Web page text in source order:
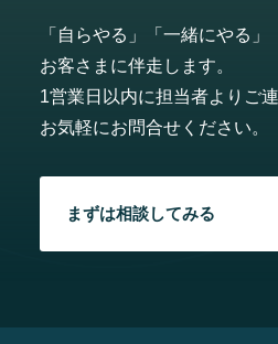
「自らやる」「一緒にやる
お客さまに伴走します。
1営業日以内に担当者よりご
お気軽にお問合せください。
まずは相談してみる